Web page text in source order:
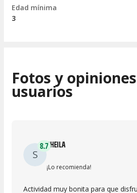
Edad mínima
3
Fotos y
usuarios
S
8.7SHEILA
¡Lo recomienda!
Actividad muy bonita para que